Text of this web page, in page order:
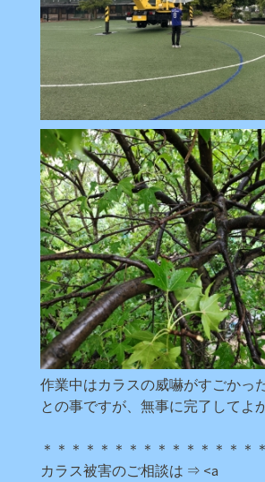
作業中はカラスの威嚇がすごかった
との事ですが、無事に完了してよ
＊＊＊＊＊＊＊＊＊＊＊＊＊＊＊
カラス被害のご相談は ⇒ <a